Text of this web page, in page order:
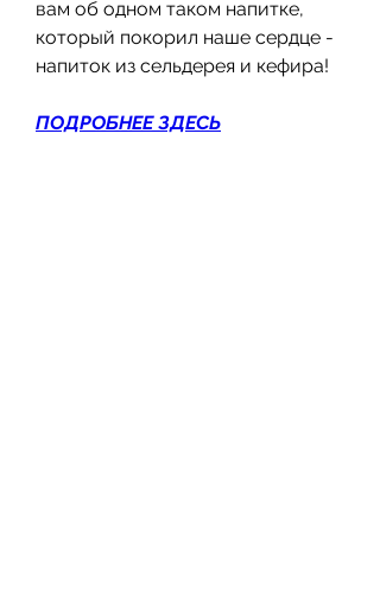
вам об одном таком напитке,
который покорил наше сердце -
напиток из сельдерея и кефира!
ПОДРОБНЕЕ ЗДЕСЬ